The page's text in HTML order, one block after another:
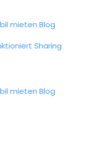
mieten Blog
Sharing
mieten Blog